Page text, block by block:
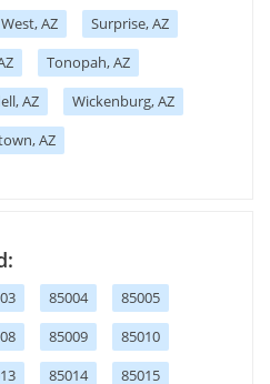
AZ
Surprise, AZ
Tonopah, AZ
AZ
Wickenburg, AZ
AZ
85004
85005
85009
85010
85014
85015